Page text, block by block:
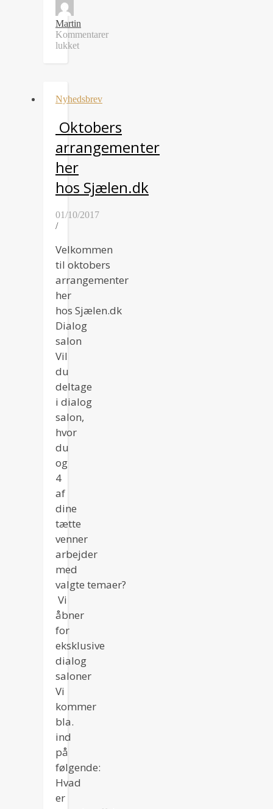
Martin
Kommentarer
lukket
Nyhedsbrev
Nyhedsbrev
Oktobers
arrangementer
her
hos Sjælen.dk
01/10/2017
/
Velkommen
til oktobers
arrangementer
her
hos Sjælen.dk
Dialog
salon
Vil
du
deltage
i dialog
salon,
hvor
du
og
4
af
dine
tætte
venner
arbejder
med
valgte temaer?
Vi
åbner
for
eksklusive
dialog
saloner
Vi
kommer
bla.
ind
på
følgende:
Hvad
er